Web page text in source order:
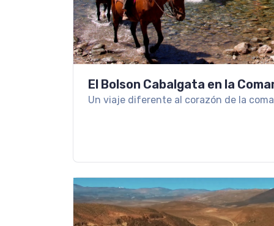
El Bolson Cabalgata en la
Un viaje diferente al corazón de la